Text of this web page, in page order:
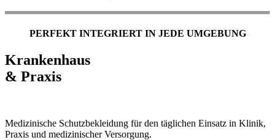
PERFEKT INTEGRIERT IN JEDE UMGEBUNG
Krankenhaus
& Praxis
Medizinische Schutzbekleidung für den täglichen Einsatz in Klinik,
Praxis und medizinischer Versorgung.